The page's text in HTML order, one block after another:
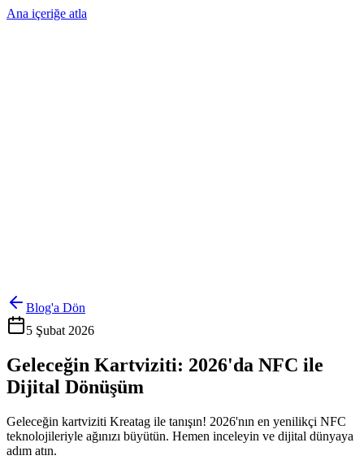
Ana içeriğe atla
Blog'a Dön
5 Şubat 2026
Geleceğin Kartviziti: 2026'da NFC ile
Dijital Dönüşüm
Geleceğin kartviziti Kreatag ile tanışın! 2026'nın en yenilikçi NFC
teknolojileriyle ağınızı büyütün. Hemen inceleyin ve dijital dünyaya
adım atın.